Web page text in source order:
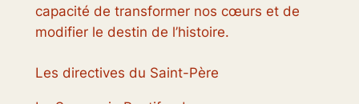
capacité de transformer nos cœurs et de
modifier le destin de l’histoire.
Les directives du Saint-Père